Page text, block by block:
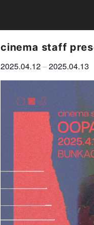
cinema staff
2025.04.12–2025.04.13